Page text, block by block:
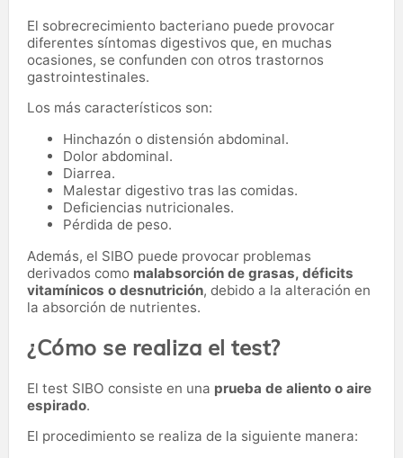
El sobrecrecimiento bacteriano puede provocar
diferentes síntomas digestivos que, en muchas
ocasiones, se confunden con otros trastornos
gastrointestinales.
Los más característicos son:
Hinchazón o distensión abdominal.
Dolor abdominal.
Diarrea.
Malestar digestivo tras las comidas.
Deficiencias nutricionales.
Pérdida de peso.
Además, el SIBO puede provocar problemas
derivados como malabsorción de grasas, déficits
vitamínicos o desnutrición, debido a la alteración en
la absorción de nutrientes.
¿Cómo se realiza el test?
El test SIBO consiste en una prueba de aliento o aire
espirado.
El procedimiento se realiza de la siguiente manera: